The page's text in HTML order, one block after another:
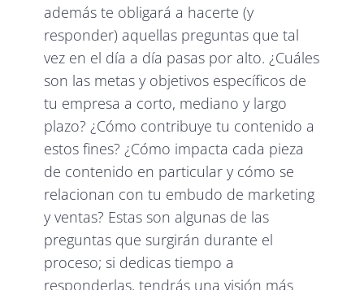
además te obligará a hacerte (y
responder) aquellas preguntas que tal
vez en el día a día pasas por alto. ¿Cuáles
son las metas y objetivos específicos de
tu empresa a corto, mediano y largo
plazo? ¿Cómo contribuye tu contenido a
estos fines? ¿Cómo impacta cada pieza
de contenido en particular y cómo se
relacionan con tu embudo de marketing
y ventas? Estas son algunas de las
preguntas que surgirán durante el
proceso; si dedicas tiempo a
responderlas, tendrás una visión más